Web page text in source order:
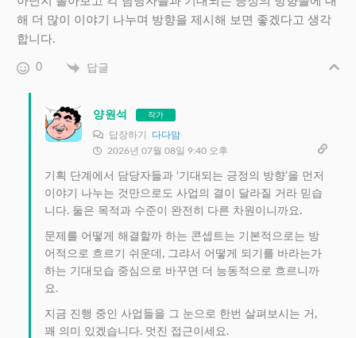
해 더 많이 이야기 나누며 방향을 제시해 보면 좋겠다고 생각
합니다.
0 답글
양원석 작가
답장하기 다다맘
2026년 07월 08일 9:40 오후
기획 단계에서 담당자들과 ‘기대되는 긍정의 방향’을 먼저
이야기 나누는 것만으로도 사업의 결이 달라질 거라 믿습
니다. 둘은 목적과 수준이 완전히 다른 차원이니까요.
문제를 어떻게 해결할까 하는 콘셉트는 기본적으로는 방
어적으로 흐르기 쉬운데, 그랴서 어떻게 되기를 바라는가
하는 기대모습 중심으로 바꾸면 더 능동적으로 흐르니까
요.
지금 진행 중인 사업들을 그 눈으로 한번 살펴보시는 거,
꽤 의미 있겠습니다. 멋진 접근이세요.